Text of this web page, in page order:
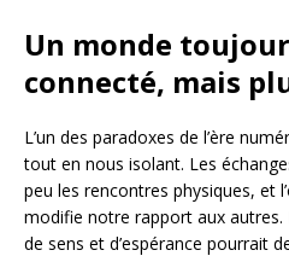
Un monde
connecté, mais
L’un des paradoxes de l’ère
tout en nous isolant. Les
peu les rencontres physiques, et
modifie notre rapport aux
de sens et d’espérance pourrait